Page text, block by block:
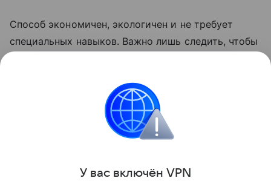
Способ экономичен, экологичен и не требует
специальных навыков. Важно лишь следить, чтобы
быстро и надолго очистить дом от опасных
У вас включён VPN